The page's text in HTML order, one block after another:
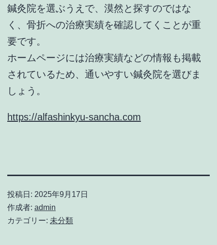
鍼灸院を選ぶうえで、漠然と探すのではな
く、骨折への治療実績を確認してくことが重
要です。
ホームページには治療実績などの情報も掲載
されているため、通いやすい鍼灸院を選びま
しょう。
https://alfashinkyu-sancha.com
投稿日: 2025年9月17日
作成者: admin
カテゴリー: 未分類